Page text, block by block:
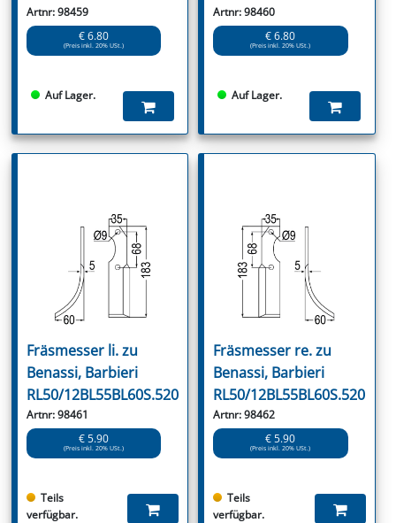
Artnr: 98459
€ 6.80
(Preis inkl. 20% USt.)
Auf Lager.
Artnr: 98460
€ 6.80
(Preis inkl. 20% USt.)
Auf Lager.
Fräsmesser li. zu
Benassi, Barbieri
RL50/12BL55BL60S.520
Artnr: 98461
€ 5.90
(Preis inkl. 20% USt.)
Teils
verfügbar.
Fräsmesser re. zu
Benassi, Barbieri
RL50/12BL55BL60S.520
Artnr: 98462
€ 5.90
(Preis inkl. 20% USt.)
Teils
verfügbar.